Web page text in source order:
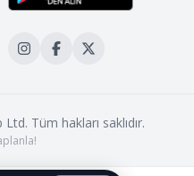
Tüm hakları saklıdır.